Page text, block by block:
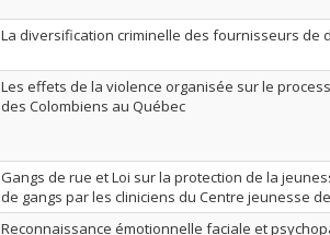
La diversification criminelle des fournisseurs de
Les effets de la violence organisée sur le
des Colombiens au Québec
Gangs de rue et Loi sur la protection de la
de gangs par les cliniciens du Centre jeunesse
Reconnaissance émotionnelle faciale et